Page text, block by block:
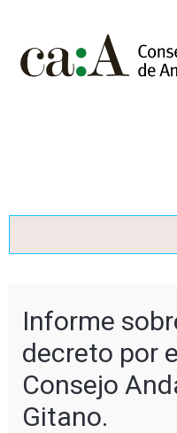
Informe
decreto por
Consejo
Gitano.